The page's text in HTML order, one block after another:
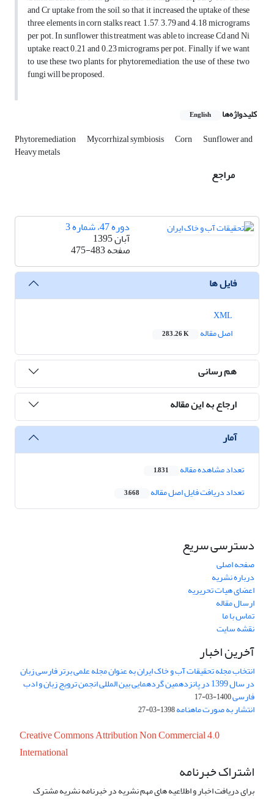
and Cr uptake from the soil, so that it increased the uptake of these
three elements in corn stalks react, 1.57, 3.79 and 4.18 micrograms
per pot. In sunflower this treatment was able to increase Cd and Ni
uptake, react 0.21 and 0.23 micrograms per pot. Finally if we want
to use these two plants for phytoremediation, the use of these two
fungi will be proposed.
کلیدواژه‌ها English
Phytoremediation Mycorrhizal symbiosis Corn Sunflower and
Heavy metals
مراجع
دوره 47، شماره 3
آبان 1395
صفحه475-483
فایل ها
اصل مقاله
283.26 K
هم رسانی
ارجاع به این مقاله
آمار
تعداد مشاهده مقاله 1,831
تعداد دریافت فایل اصل مقاله 3,668
دسترسی سریع
صفحه اصلی
درباره نشریه
اعضای هیات تحریریه
ارسال مقاله
تماس با ما
نقشه سایت
آخرین اخبار
انتخاب مجله تحقیقات آب و خاک ایران به عنوان مجله علمی برتر فارسی زبان
در سال 1399 در پانزدهمین گردهمایی بین المللی انجمن ترویج زبان و ادب
فارسی1400-03-17
انتشار به صورت ماهنامه1398-03-27
Creative Commons Attribution Non Commercial 4.0
International
اشتراک خبرنامه
برای دریافت اخبار و اطلاعیه های مهم نشریه در خبرنامه نشریه مشترک